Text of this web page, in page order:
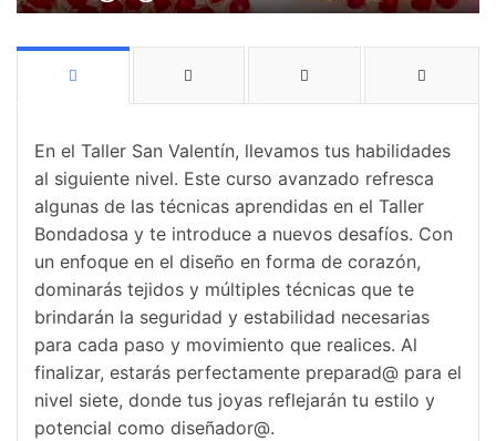
En el Taller San Valentín, llevamos tus habilidades
al siguiente nivel. Este curso avanzado refresca
algunas de las técnicas aprendidas en el Taller
Bondadosa y te introduce a nuevos desafíos. Con
un enfoque en el diseño en forma de corazón,
dominarás tejidos y múltiples técnicas que te
brindarán la seguridad y estabilidad necesarias
para cada paso y movimiento que realices. Al
finalizar, estarás perfectamente preparad@ para el
nivel siete, donde tus joyas reflejarán tu estilo y
potencial como diseñador@.